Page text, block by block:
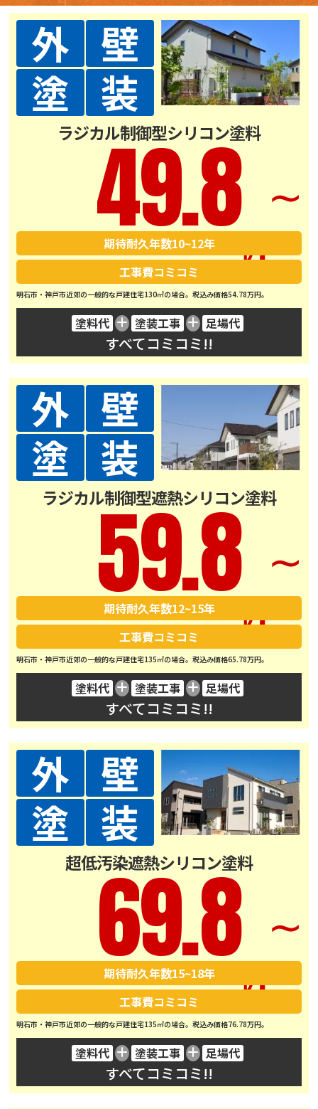
外 壁
塗
装
ラジカル制御型シリコン塗料
49.8 ∼
期待耐久年数10~12年
工事費コミコミ
明石市・神戸市近郊の一般的な戸建住宅130㎡の場合。税込み価格54.78万円。
塗料代 塗装工事 足場代
すべてコミコミ!!
外 壁
塗
装
ラジカル制御型遮熱シリコン塗料
59.8 ∼
期待耐久年数12~15年
工事費コミコミ
明石市・神戸市近郊の一般的な戸建住宅135㎡の場合。税込み価格65.78万円。
塗料代 塗装工事 足場代
すべてコミコミ!!
外 壁
塗
装
超低汚染遮熱シリコン塗料
69.8 ∼
期待耐久年数15~18年
工事費コミコミ
明石市・神戸市近郊の一般的な戸建住宅135㎡の場合。税込み価格76.78万円。
塗料代 塗装工事 足場代
すべてコミコミ!!